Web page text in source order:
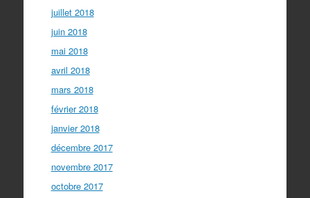
juillet 2018
juin 2018
mai 2018
avril 2018
mars 2018
février 2018
janvier 2018
décembre 2017
novembre 2017
octobre 2017